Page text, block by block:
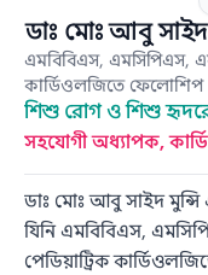
ডাঃ মোঃ আবু সাইদ
এমবিবিএস, এমসিপিএস,
কার্ডিওলজিতে
শিশু রোগ ও শিশু
সহযোগী অধ্যাপক,
ডাঃ মোঃ আবু সাইদ
যিনি এমবিবিএস,
পেডিয়াট্রিক